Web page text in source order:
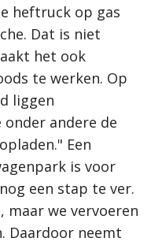
heftruck op gas
Dat is niet
het ook
te werken. Op
liggen
andere de
Een
is voor
een stap te ver.
maar we vervoeren
Daardoor neemt